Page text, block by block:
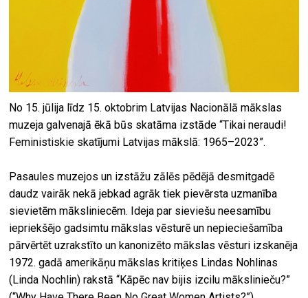
No 15. jūlija līdz 15. oktobrim Latvijas Nacionālā mākslas
muzeja galvenajā ēkā būs skatāma izstāde “Tikai neraudi!
Feministiskie skatījumi Latvijas mākslā: 1965–2023”.
Pasaules muzejos un izstāžu zālēs pēdējā desmitgadē
daudz vairāk nekā jebkad agrāk tiek pievērsta uzmanība
sievietēm māksliniecēm. Ideja par sieviešu neesamību
iepriekšējo gadsimtu mākslas vēsturē un nepieciešamība
pārvērtēt uzrakstīto un kanonizēto mākslas vēsturi izskanēja
1972. gadā amerikāņu mākslas kritiķes Lindas Nohlinas
(Linda Nochlin) rakstā “Kāpēc nav bijis izcilu mākslinieču?”